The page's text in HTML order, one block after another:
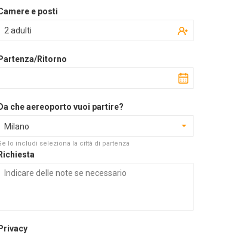
e posti
2 adulti
Partenza/Ritorno
Da che aereoporto vuoi partire?
Milano
lo includi seleziona la città di partenza
Richiesta
Privacy